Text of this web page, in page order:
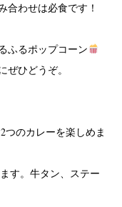
合わせは必食です！
ふるポップコーン
ぜひどうぞ。
つのカレーを楽しめま
す。牛タン、ステー